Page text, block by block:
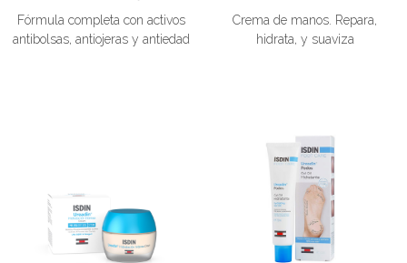
Fórmula completa con activos
antibolsas, antiojeras y antiedad
Crema de manos. Repara,
hidrata, y suaviza